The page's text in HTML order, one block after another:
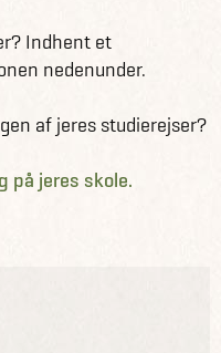
Indhent et
nedenunder.
af jeres studierejser?
på jeres skole.